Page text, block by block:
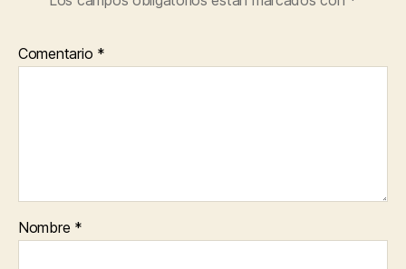
Comentario *
Nombre *